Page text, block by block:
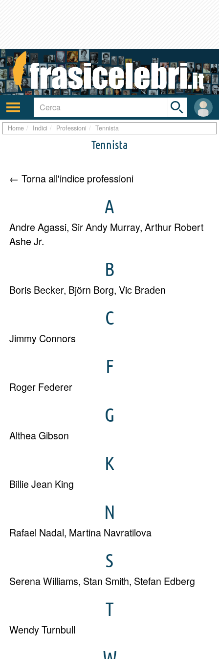
Attiva/disattiva
navigazione
User
area
Toggle
search
bar
Home Indici Professioni Tennista
Tennista
← Torna all'indice professioni
A
Andre Agassi, Sir Andy Murray, Arthur Robert
Ashe Jr.
B
Boris Becker, Björn Borg, Vic Braden
C
Jimmy Connors
F
Roger Federer
G
Althea Gibson
K
Billie Jean King
N
Rafael Nadal, Martina Navratilova
S
Serena Williams, Stan Smith, Stefan Edberg
T
Wendy Turnbull